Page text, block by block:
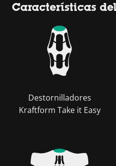
Características
Destornilladores
Kraftform Take it Easy